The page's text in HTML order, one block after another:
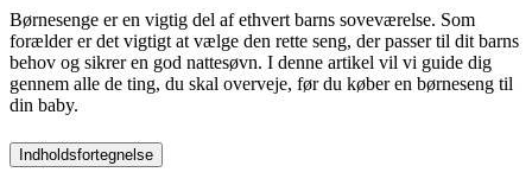
Børnesenge er en vigtig del af ethvert barns soveværelse. Som
forælder er det vigtigt at vælge den rette seng, der passer til dit barns
behov og sikrer en god nattesøvn. I denne artikel vil vi guide dig
gennem alle de ting, du skal overveje, før du køber en børneseng til
din baby.
Indholdsfortegnelse